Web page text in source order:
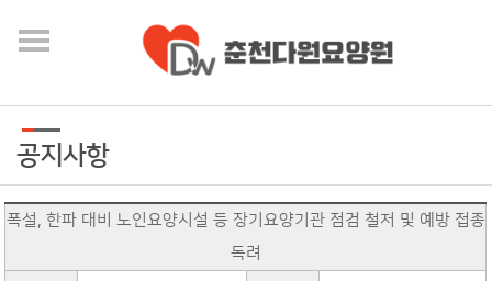
공지사항
폭설, 한파 대비 노인요양시설 등 장기요양기관 점검 철저 및 예방 접종
독려